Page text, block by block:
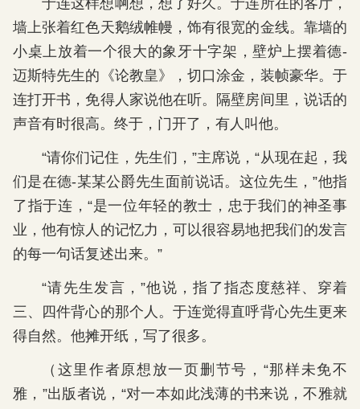
于连这样想啊想，想了好久。于连所在的客厅，
墙上张着红色天鹅绒帷幔，饰有很宽的金线。靠墙的
小桌上放着一个很大的象牙十字架，壁炉上摆着德-
迈斯特先生的《论教皇》，切口涂金，装帧豪华。于
连打开书，免得人家说他在听。隔壁房间里，说话的
声音有时很高。终于，门开了，有人叫他。
“请你们记住，先生们，”主席说，“从现在起，我
们是在德-某某公爵先生面前说话。这位先生，”他指
了指于连，“是一位年轻的教士，忠于我们的神圣事
业，他有惊人的记忆力，可以很容易地把我们的发言
的每一句话复述出来。”
“请先生发言，”他说，指了指态度慈祥、穿着
三、四件背心的那个人。于连觉得直呼背心先生更来
得自然。他摊开纸，写了很多。
（这里作者原想放一页删节号，“那样未免不
雅，”出版者说，“对一本如此浅薄的书来说，不雅就